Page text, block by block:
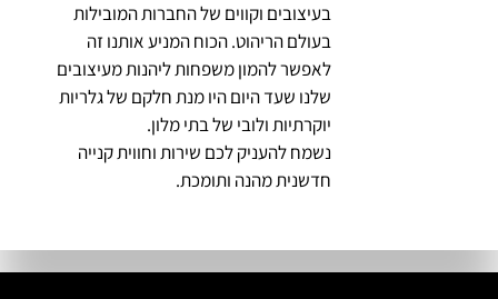
בעיצובים וקווים של החברות המובילות
בעולם הריהוט. הכוח המניע אותנו זה
לאפשר להמון משפחות ליהנות מעיצובים
שלנו שעד היום היו מנת חלקם של גלריות
יוקרתיות ולובי של בתי מלון.
נשמח להעניק לכם שירות וחווית קנייה
חדשנית מהנה ותומכת.